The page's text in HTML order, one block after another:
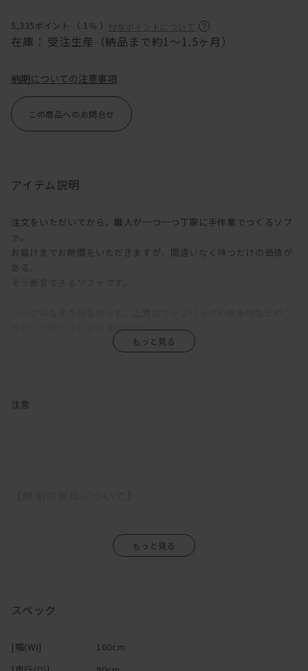
5,335ポイント （ 1％ ） 付与ポイントについて
在庫： 受注生産（納品まで約1～1.5ヶ月）
納期についての注意事項
この商品へのお問合せ
アイテム説明
注文をいただいてから、職人が一つ一つ丁寧に手作業でつくるソフ
ァ。
お届けまでお時間をいただきますが、間違いなく待つだけの価値が
ある。
だわりが感じられる見事な一品。
座面が低いロータイプのソファは床に近い生活に馴染みのある日本
たりと座ることができるので、「やっぱりソファはリラックスでき
木部は、マスターウォール オリジナルメンテナンスキットでお手入
れをして頂ければ、一生付き合える家具です。
一生モノのソファをお探しの方にはうってつけのアイテムです。
座り心地、実用性、センスのどれをとっても一流のDANISH（デニ
注意
無垢の木は家具になっても生きているので、湿気を吸ったり吐いた
る季節には加湿器などの使用をおすすめします。
害する原因になりますので、部屋の換気を十分にして下さい。
スペック
[幅(W)]
160cm